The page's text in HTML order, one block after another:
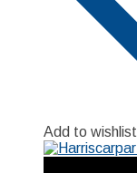
Add to wishlist